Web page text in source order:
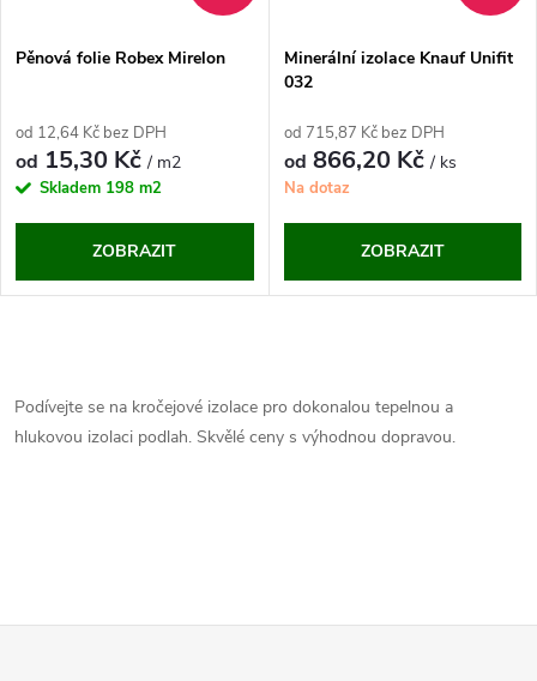
Pěnová folie Robex Mirelon
od 12,64 Kč bez DPH
od 15,30 Kč/ m2
Skladem 198 m2
ZOBRAZIT
Minerální izolace Knauf Unifit
032
od 715,87 Kč bez DPH
od 866,20 Kč/ ks
Na dotaz
ZOBRAZIT
v
Podívejte se na kročejové izolace pro dokonalou tepelnou a
hlukovou izolaci podlah. Skvělé ceny s výhodnou dopravou.